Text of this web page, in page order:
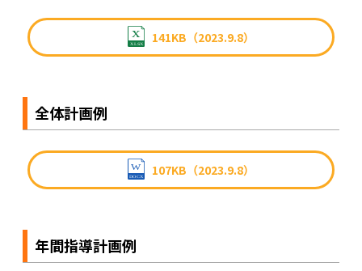
141KB（2023.9.8）
全体計画例
107KB（2023.9.8）
年間指導計画例